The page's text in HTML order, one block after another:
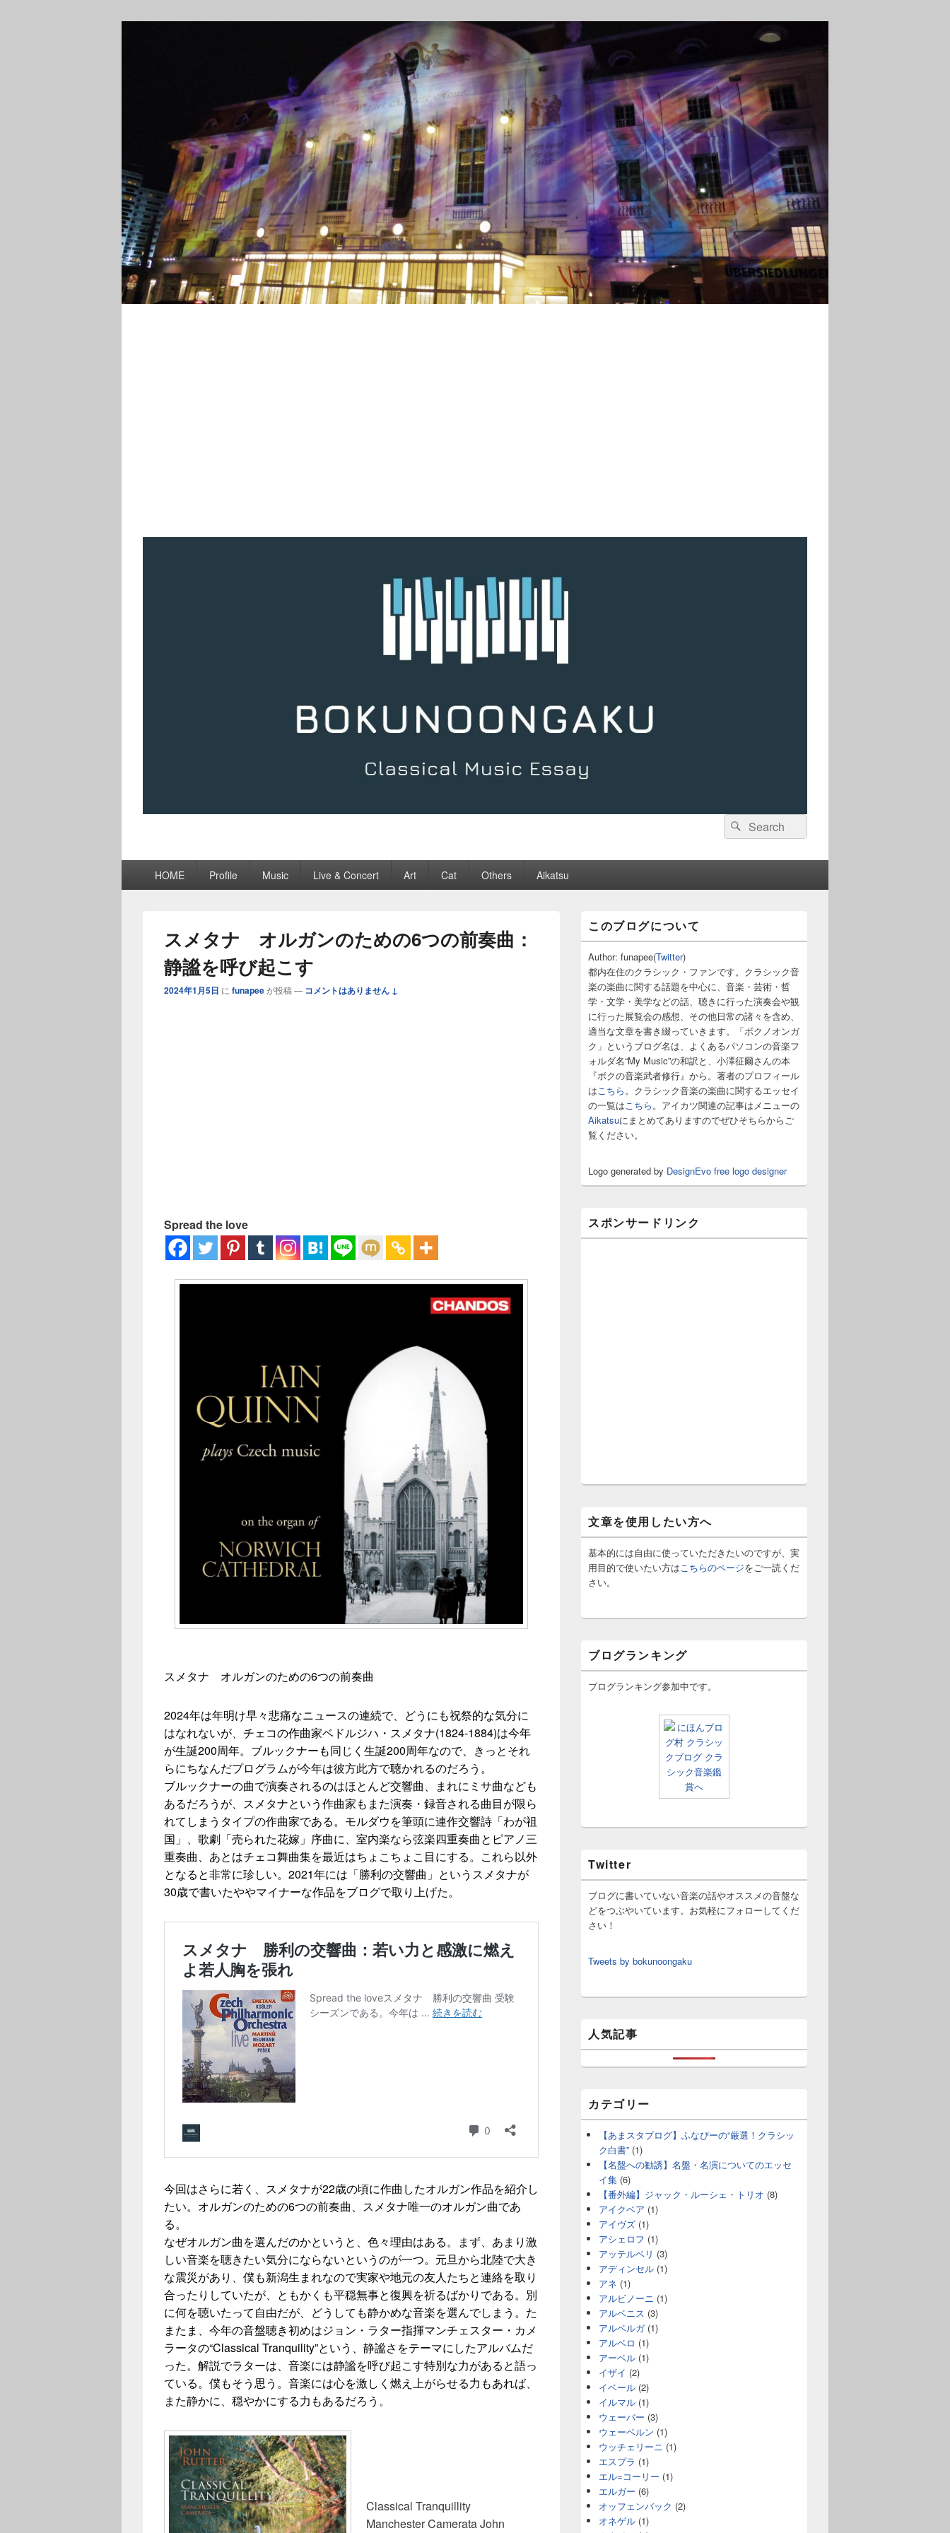
検
索:
検
索
HOME Profile Music Live & Concert Art Cat Others Aikatsu
スメタナ オルガンのための6つの前奏曲：
静謐を呼び起こす
2024年1月5日 に funapeeが投稿 — コメントはありません ↓
Spread the love
スメタナ オルガンのための6つの前奏曲
2024年は年明け早々悲痛なニュースの連続で、どうにも祝祭的な気分に
はなれないが、チェコの作曲家ベドルジハ・スメタナ(1824-1884)は今年
が生誕200周年。ブルックナーも同じく生誕200周年なので、きっとそれ
らにちなんだプログラムが今年は彼方此方で聴かれるのだろう。
ブルックナーの曲で演奏されるのはほとんど交響曲、まれにミサ曲なども
あるだろうが、スメタナという作曲家もまた演奏・録音される曲目が限ら
れてしまうタイプの作曲家である。モルダウを筆頭に連作交響詩「わが祖
国」、歌劇「売られた花嫁」序曲に、室内楽なら弦楽四重奏曲とピアノ三
重奏曲、あとはチェコ舞曲集を最近はちょこちょこ目にする。これら以外
となると非常に珍しい。2021年には「勝利の交響曲」というスメタナが
30歳で書いたややマイナーな作品をブログで取り上げた。
今回はさらに若く、スメタナが22歳の頃に作曲したオルガン作品を紹介し
たい。オルガンのための6つの前奏曲、スメタナ唯一のオルガン曲であ
る。
なぜオルガン曲を選んだのかというと、色々理由はある。まず、あまり激
しい音楽を聴きたい気分にならないというのが一つ。元旦から北陸で大き
な震災があり、僕も新潟生まれなので実家や地元の友人たちと連絡を取り
合ったりしていたが、ともかくも平穏無事と復興を祈るばかりである。別
に何を聴いたって自由だが、どうしても静かめな音楽を選んでしまう。た
またま、今年の音盤聴き初めはジョン・ラター指揮マンチェスター・カメ
ラータの“Classical Tranquility”という、静謐さをテーマにしたアルバムだ
った。解説でラターは、音楽には静謐を呼び起こす特別な力があると語っ
ている。僕もそう思う。音楽には心を激しく燃え上がらせる力もあれば、
また静かに、穏やかにする力もあるだろう。
Classical Tranquillity
Manchester Camerata John
ン
サ
イ
バ
ー
ウ
ィ
ジ
エ
リ
ア
このブログについて
Author: funapee(Twitter)
都内在住のクラシック・ファンです。クラシック音
楽の楽曲に関する話題を中心に、音楽・芸術・哲
学・文学・美学などの話、聴きに行った演奏会や観
に行った展覧会の感想、その他日常の諸々を含め、
適当な文章を書き綴っていきます。「ボクノオンガ
ク」というブログ名は、よくあるパソコンの音楽フ
ォルダ名“My Music”の和訳と、小澤征爾さんの本
『ボクの音楽武者修行』から。著者のプロフィール
は こちら 。クラシック音楽の楽曲に関するエッセイ
の一覧は こちら 。アイカツ関連の記事はメニューの
Aikatsuにまとめてありますのでぜひそちらからご
覧ください。
Logo generated by DesignEvo free logo designer
スポンサードリンク
文章を使用したい方へ
基本的には自由に使っていただきたいのですが、実
用目的で使いたい方は こちらのページをご一読くだ
さい。
ブログランキング
ブログランキング参加中です。
Twitter
ブログに書いていない音楽の話やオススメの音盤な
どをつぶやいています。お気軽にフォローしてくだ
さい！
Tweets by bokunoongaku
人気記事
カテゴリー
【あまスタブログ】ふなぴーの“厳選！クラシッ
ク白書” (1)
【名盤への勧誘】名盤・名演についてのエッセ
イ集 (6)
【番外編】ジャック・ルーシェ・トリオ (8)
アイクベア (1)
アイヴズ (1)
アシェロフ (1)
アッテルベリ (3)
アディンセル (1)
アネ (1)
アルビノーニ (1)
アルベニス (3)
アルベルガ(1)
アルベロ (1)
アーベル (1)
イザイ (2)
イベール (2)
イルマル (1)
ウェーバー (3)
ウェーベルン (1)
ウッチェリーニ (1)
エスプラ (1)
エル=コーリー (1)
エルガー (6)
オッフェンバック (2)
オネゲル (1)